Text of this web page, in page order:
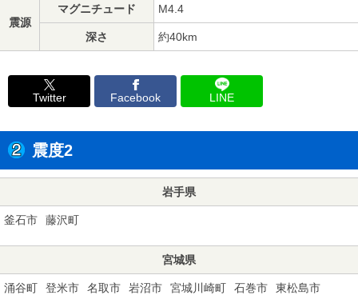
震源
マグニチュード M4.4
深さ 約40km
Twitter Facebook LINE
震度2
岩手県
釜石市 藤沢町
宮城県
涌谷町 登米市 名取市 岩沼市 宮城川崎町 石巻市 東松島市